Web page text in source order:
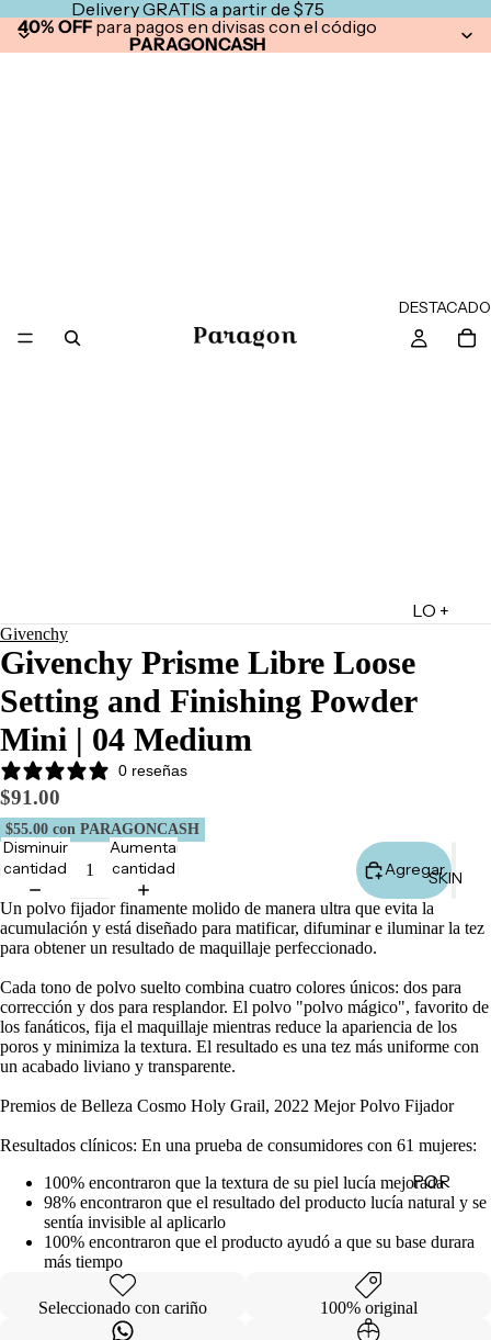
Delivery GRATIS a partir de $75
40% OFF para pagos en divisas con el código
PARAGONCASH
DESTACADO
LO +
CADO
Lo +
Marketpl
ace
Minis
Tarjetas
de
Regalo
Minis
Makeup
Minis
Hair
SKIN
POR
CATEG
ORÍA
Givenchy
Givenchy Prisme Libre Loose
Setting and Finishing Powder
Mini | 04 Medium
0 reseñas
$91.00
$55.00 con PARAGONCASH
Disminuir
cantidad
Aumentar
cantidad
Agregar
Un polvo fijador finamente molido de manera ultra que evita la
acumulación y está diseñado para matificar, difuminar e iluminar la tez
para obtener un resultado de maquillaje perfeccionado.
Cada tono de polvo suelto combina cuatro colores únicos: dos para
corrección y dos para resplandor. El polvo "polvo mágico", favorito de
los fanáticos, fija el maquillaje mientras reduce la apariencia de los
poros y minimiza la textura. El resultado es una tez más uniforme con
un acabado liviano y transparente.
Premios de Belleza Cosmo Holy Grail, 2022 Mejor Polvo Fijador
Resultados clínicos: En una prueba de consumidores con 61 mujeres:
100% encontraron que la textura de su piel lucía mejorada
98% encontraron que el resultado del producto lucía natural y se
sentía invisible al aplicarlo
100% encontraron que el producto ayudó a que su base durara
más tiempo
Seleccionado con cariño 100% original